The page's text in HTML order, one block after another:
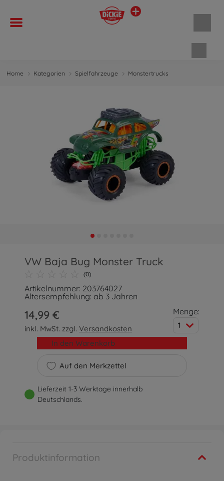
Home Kategorien Spielfahrzeuge Monstertrucks
VW Baja Bug Monster Truck
(0)
Artikelnummer: 203764027
Altersempfehlung: ab 3 Jahren
14,99 €
inkl. MwSt. zzgl.Versandkosten
Menge:
1
Auf den Merkzettel
In den Warenkorb
Lieferzeit 1-3 Werktage innerhalb
Deutschlands.
Produktinformation